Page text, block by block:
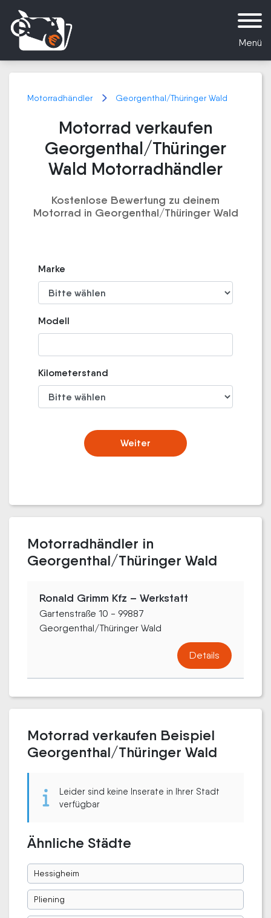
Menü
Motorradhändler Georgenthal/Thüringer Wald
Motorrad verkaufen
Georgenthal/Thüringer
Wald Motorradhändler
Kostenlose Bewertung zu deinem
Motorrad in Georgenthal/Thüringer Wald
Marke
Modell
Kilometerstand
Weiter
Motorradhändler in
Georgenthal/Thüringer Wald
Ronald Grimm Kfz – Werkstatt
Gartenstraße 10 - 99887
Georgenthal/Thüringer Wald
Details
Motorrad verkaufen Beispiel
Georgenthal/Thüringer Wald
Leider sind keine Inserate in Ihrer Stadt
verfügbar
Ähnliche Städte
Hessigheim
Pliening